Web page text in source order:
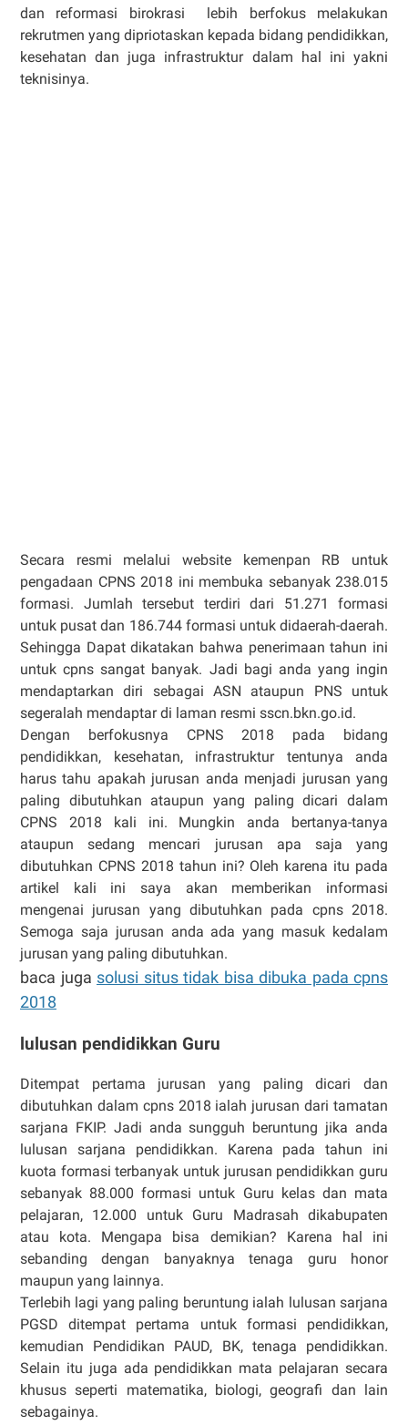
dan reformasi birokrasi lebih berfokus melakukan
rekrutmen yang dipriotaskan kepada bidang pendidikkan,
kesehatan dan juga infrastruktur dalam hal ini yakni
teknisinya.
Secara resmi melalui website kemenpan RB untuk
pengadaan CPNS 2018 ini membuka sebanyak 238.015
formasi. Jumlah tersebut terdiri dari 51.271 formasi
untuk pusat dan 186.744 formasi untuk didaerah-daerah.
Sehingga Dapat dikatakan bahwa penerimaan tahun ini
untuk cpns sangat banyak. Jadi bagi anda yang ingin
mendaptarkan diri sebagai ASN ataupun PNS untuk
segeralah mendaptar di laman resmi sscn.bkn.go.id.
Dengan berfokusnya CPNS 2018 pada bidang
pendidikkan, kesehatan, infrastruktur tentunya anda
harus tahu apakah jurusan anda menjadi jurusan yang
paling dibutuhkan ataupun yang paling dicari dalam
CPNS 2018 kali ini. Mungkin anda bertanya-tanya
ataupun sedang mencari jurusan apa saja yang
dibutuhkan CPNS 2018 tahun ini? Oleh karena itu pada
artikel kali ini saya akan memberikan informasi
mengenai jurusan yang dibutuhkan pada cpns 2018.
Semoga saja jurusan anda ada yang masuk kedalam
jurusan yang paling dibutuhkan.
baca juga solusi situs tidak bisa dibuka pada cpns
2018
lulusan pendidikkan Guru
Ditempat pertama jurusan yang paling dicari dan
dibutuhkan dalam cpns 2018 ialah jurusan dari tamatan
sarjana FKIP. Jadi anda sungguh beruntung jika anda
lulusan sarjana pendidikkan. Karena pada tahun ini
kuota formasi terbanyak untuk jurusan pendidikkan guru
sebanyak 88.000 formasi untuk Guru kelas dan mata
pelajaran, 12.000 untuk Guru Madrasah dikabupaten
atau kota. Mengapa bisa demikian? Karena hal ini
sebanding dengan banyaknya tenaga guru honor
maupun yang lainnya.
Terlebih lagi yang paling beruntung ialah lulusan sarjana
PGSD ditempat pertama untuk formasi pendidikkan,
kemudian Pendidikan PAUD, BK, tenaga pendidikkan.
Selain itu juga ada pendidikkan mata pelajaran secara
khusus seperti matematika, biologi, geografi dan lain
sebagainya.